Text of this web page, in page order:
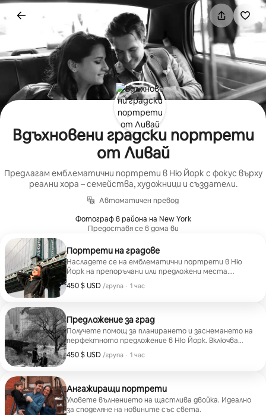
Пропускане
към
съдържанието
Вдъхновени градски портрети
от Ливай
Предлагам емблематични портрети в Ню Йорк с фокус върху
реални хора – семейства, художници и създатели.
Автоматичен превод
Фотограф в района на New York
Предоставя се в дома ви
Портрети на градове
Насладете се на емблематични портрети в Ню
Йорк на препоръчани или предложени места.
+100 USD на допълнително лице
450 $ USD /група
450 $ USD за група
, · 1 час
Предложение за град
Получете помощ за планирането и заснемането на
перфектното предложение в Ню Йорк. Включва
кратка портретна сесия.
450 $ USD /група
450 $ USD за група
, · 1 час
Ангажиращи портрети
Уловете вълнението на щастлива двойка. Идеално
за споделяне на новините със света.